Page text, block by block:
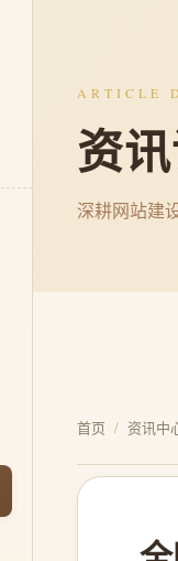
ARTICLE
资
深耕网站建
首页 / 资讯中